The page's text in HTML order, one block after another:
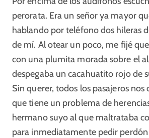
perorata. Era un señor ya mayor
hablando por teléfono dos hileras
de mí. Al otear un poco, me fijé
con una plumita morada sobre el
despegaba un cacahuatito rojo de
Sin querer, todos los pasajeros
que tiene un problema de
hermano suyo al que maltrataba
para inmediatamente pedir